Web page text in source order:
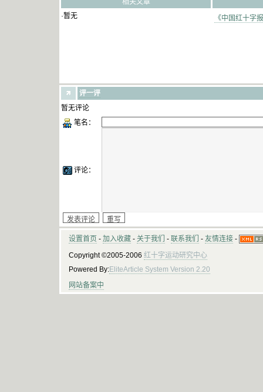
相关文章
·暂无
《中国红十字
评一评
暂无评论
笔名：
评论：
设置首页 - 加入收藏 - 关于我们 - 联系我们 - 友情连接 -
Copyright ©2005-2006 红十字运动研究中心
Powered By:EliteArticle System Version 2.20
网站备案中